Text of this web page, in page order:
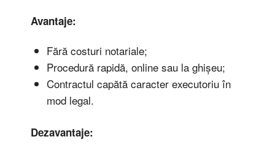
Avantaje:
Fără costuri notariale;
Procedură rapidă, online sau la ghișeu;
Contractul capătă caracter executoriu în
mod legal.
Dezavantaje: